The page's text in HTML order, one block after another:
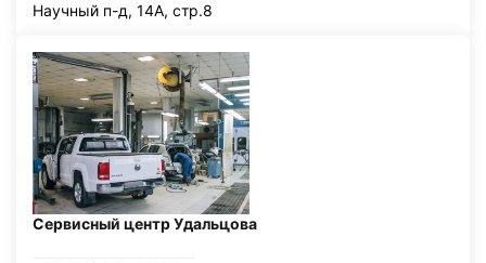
Научный п-д, 14А, стр.8
Сервисный центр Удальцова